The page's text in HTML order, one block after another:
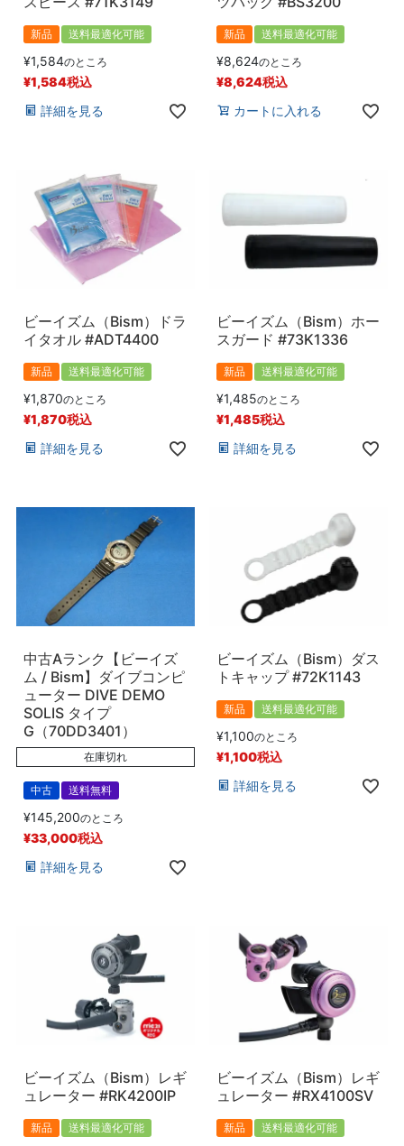
新品 送料最適化可能
¥1,584のところ
¥1,584税込
詳細を見る
新品 送料最適化可能
¥8,624のところ
¥8,624税込
カートに入れる
ビーイズム（Bism）ドラ
イタオル #ADT4400
新品 送料最適化可能
¥1,870のところ
¥1,870税込
詳細を見る
ビーイズム（Bism）ホー
スガード #73K1336
新品 送料最適化可能
¥1,485のところ
¥1,485税込
詳細を見る
中古Aランク【ビーイズ
ム / Bism】ダイブコンピ
ューター DIVE DEMO
SOLIS タイプ
G（70DD3401）
在庫切れ
中古 送料無料
¥145,200のところ
¥33,000税込
詳細を見る
ビーイズム（Bism）ダス
トキャップ #72K1143
新品 送料最適化可能
¥1,100のところ
¥1,100税込
詳細を見る
ビーイズム（Bism）レギ
ュレーター #RK4200IP
新品 送料最適化可能
ビーイズム（Bism）レギ
ュレーター #RX4100SV
新品 送料最適化可能